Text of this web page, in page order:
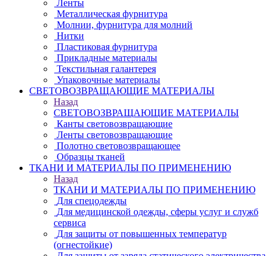
Ленты
Металлическая фурнитура
Молнии, фурнитура для молний
Нитки
Пластиковая фурнитура
Прикладные материалы
Текстильная галантерея
Упаковочные материалы
СВЕТОВОЗВРАЩАЮЩИЕ МАТЕРИАЛЫ
Назад
СВЕТОВОЗВРАЩАЮЩИЕ МАТЕРИАЛЫ
Канты световозвращающие
Ленты световозвращающие
Полотно световозвращающее
Образцы тканей
ТКАНИ И МАТЕРИАЛЫ ПО ПРИМЕНЕНИЮ
Назад
ТКАНИ И МАТЕРИАЛЫ ПО ПРИМЕНЕНИЮ
Для спецодежды
Для медицинской одежды, сферы услуг и служб
сервиса
Для защиты от повышенных температур
(огнестойкие)